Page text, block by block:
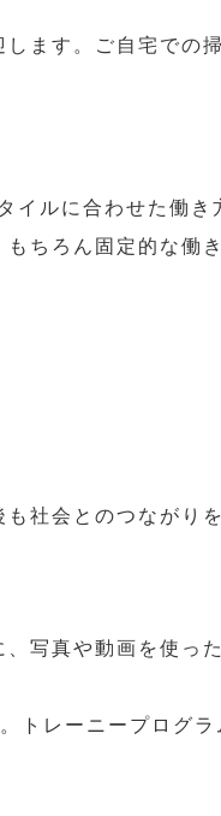
ます。ご自宅での
イルに合わせた働き
ちろん固定的な働
社会とのつながり
写真や動画を使っ
トレーニープログラ